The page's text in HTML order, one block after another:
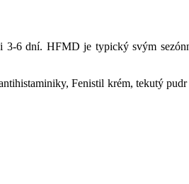
3-6 dní. HFMD je typický svým
Fenistil krém, tekutý